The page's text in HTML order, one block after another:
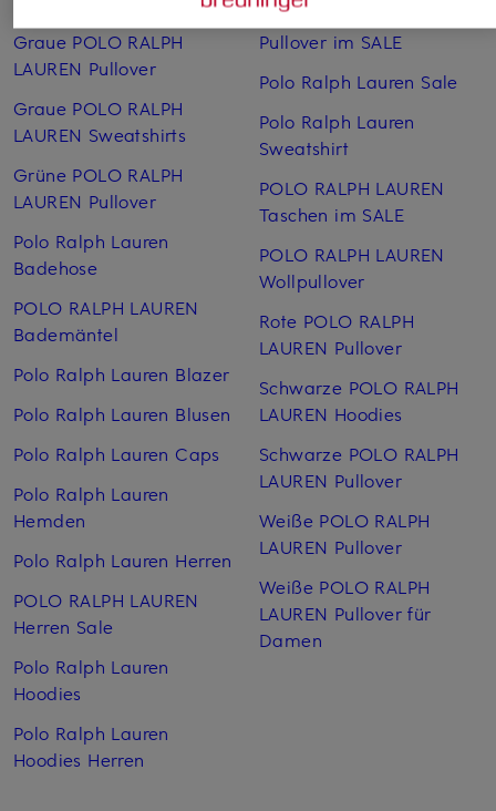
Graue POLO RALPH
LAUREN Pullover
Graue POLO RALPH
LAUREN Sweatshirts
Grüne POLO RALPH
LAUREN Pullover
Polo Ralph Lauren
Badehose
POLO RALPH LAUREN
Bademäntel
Polo Ralph Lauren Blazer
Polo Ralph Lauren Blusen
Polo Ralph Lauren Caps
Polo Ralph Lauren
Hemden
Polo Ralph Lauren Herren
POLO RALPH LAUREN
Herren Sale
Polo Ralph Lauren
Hoodies
Polo Ralph Lauren
Hoodies Herren
POLO RALPH LAUREN
Pullover im SALE
Polo Ralph Lauren Sale
Polo Ralph Lauren
Sweatshirt
POLO RALPH LAUREN
Taschen im SALE
POLO RALPH LAUREN
Wollpullover
Rote POLO RALPH
LAUREN Pullover
Schwarze POLO RALPH
LAUREN Hoodies
Schwarze POLO RALPH
LAUREN Pullover
Weiße POLO RALPH
LAUREN Pullover
Weiße POLO RALPH
LAUREN Pullover für
Damen